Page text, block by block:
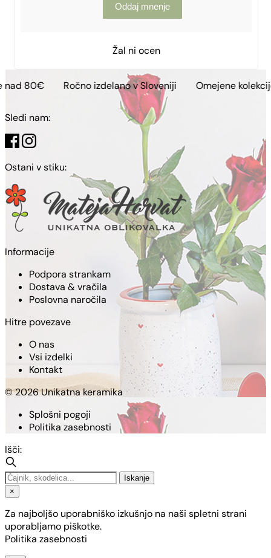
Oddaj mnenje
Žal ni ocen
Ročno izdelano v Sloveniji Omejene kolekcije
Sledi nam:
Ostani v stiku:
Informacije
Podpora strankam
Dostava & vračila
Poslovna naročila
Hitre povezave
O nas
Vsi izdelki
Kontakt
© 2026 Unikatna keramika
Splošni pogoji
Politika zasebnosti
Išči:
Iskanje
×
Za najboljšo uporabniško izkušnjo na naši spletni strani
uporabljamo piškotke.
Politika zasebnosti